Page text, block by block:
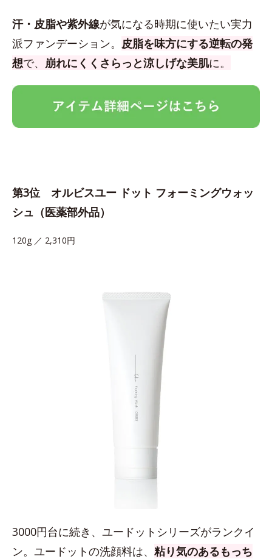
汗・皮脂や紫外線が気になる時期に使いたい実力
派ファンデーション。 皮脂を味方にする逆転の発
想で、 崩れにくくさらっと涼しげな美肌に。
第3位 オルビスユー ドット フォーミングウォッ
シュ（医薬部外品）
120g ／ 2,310円
3000円台に続き、ユードットシリーズがランクイ
ン。ユードットの洗顔料は、 粘り気のあるもっち